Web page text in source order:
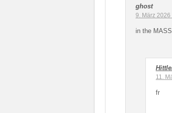
ghost
9. März
in the
11.
fr